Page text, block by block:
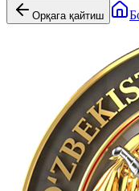
Орқага қайтиш